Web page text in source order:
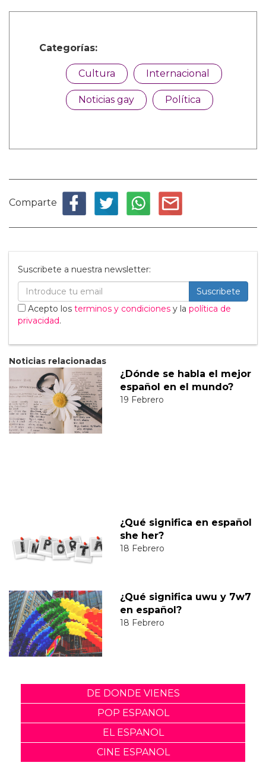
Categorías:
Cultura Internacional
Noticias gay Política
Comparte
Suscribete a nuestra newsletter:
Suscribete
Acepto los terminos y condiciones y la política de
privacidad.
Noticias relacionadas
¿Dónde se habla el mejor
español en el mundo?
19 Febrero
¿Qué significa en español
she her?
18 Febrero
¿Qué significa uwu y 7w7
en español?
18 Febrero
DE DONDE VIENES
POP ESPANOL
EL ESPANOL
CINE ESPANOL